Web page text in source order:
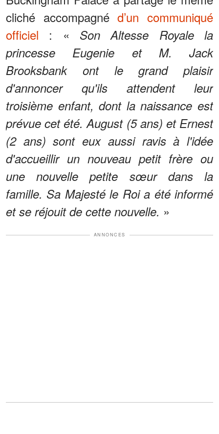
cliché accompagnéd’un communiqué
officiel : « Son Altesse Royale la
princesse Eugenie et M. Jack
Brooksbank ont le grand plaisir
d'annoncer qu'ils attendent leur
troisième enfant, dont la naissance est
prévue cet été. August (5 ans) et Ernest
(2 ans) sont eux aussi ravis à l'idée
d'accueillir un nouveau petit frère ou
une nouvelle petite sœur dans la
famille. Sa Majesté le Roi a été informé
et se réjouit de cette nouvelle. »
ANNONCES